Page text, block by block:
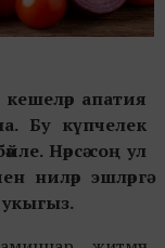
апатия
Бу күпчелек
Нәрсә соң ул
ниләр эшләргә
укыгыз.